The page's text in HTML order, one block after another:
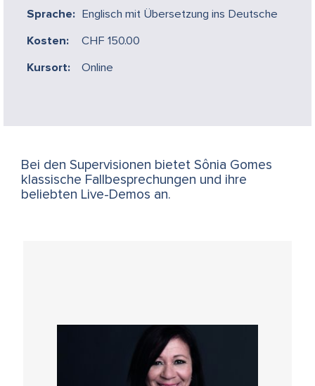
Sprache: Englisch mit Übersetzung ins Deutsche
Kosten: CHF 150.00
Kursort: Online
Bei den Supervisionen bietet Sônia Gomes
klassische Fallbesprechungen und ihre
beliebten Live-Demos an.